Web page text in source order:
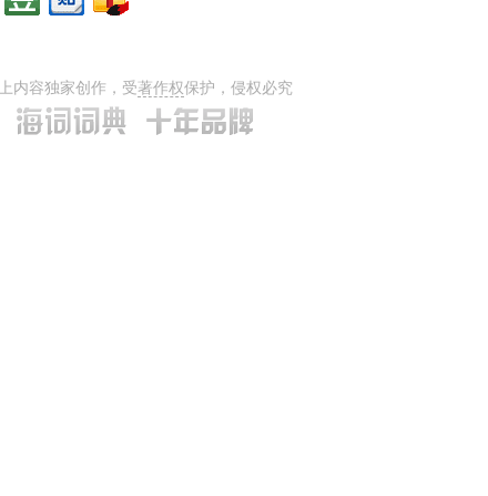
内容独家创作，受著作权保护，侵权必究